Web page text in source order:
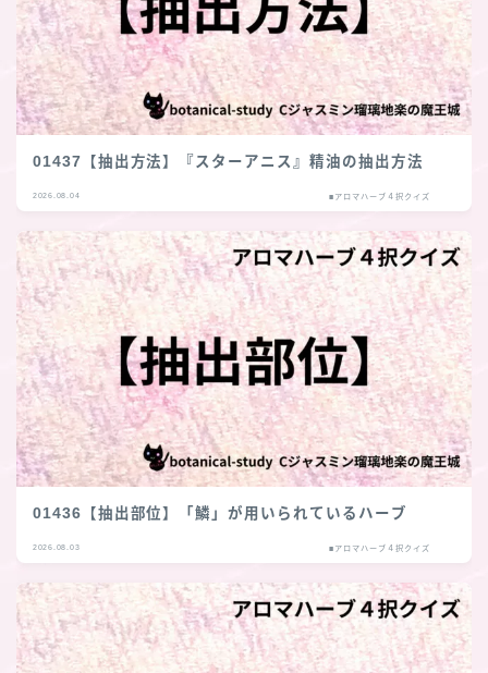
01437【抽出方法】『スターアニス』精油の抽出方法
2026.08.04 ■アロマハーブ４択クイズ
01436【抽出部位】「鱗」が用いられているハーブ
2026.08.03 ■アロマハーブ４択クイズ